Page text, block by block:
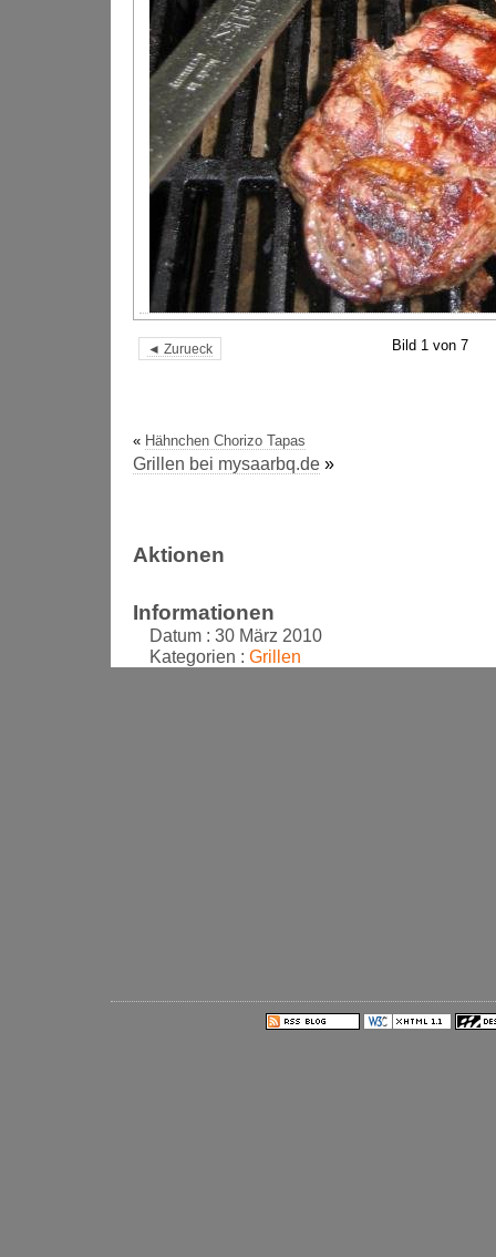
◄ Zurueck Bild 1 von 7
« Hähnchen Chorizo Tapas
Grillen bei mysaarbq.de »
Aktionen
Informationen
Datum : 30 März 2010
Kategorien : Grillen